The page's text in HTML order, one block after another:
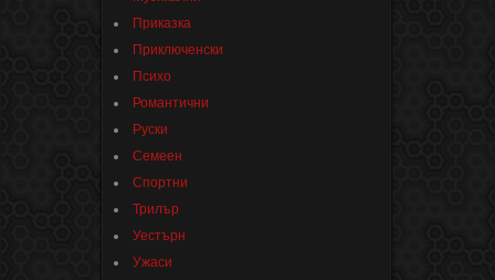
Приказка
Приключенски
Психо
Романтични
Руски
Семеен
Спортни
Трилър
Уестърн
Ужаси